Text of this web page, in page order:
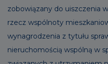
zobowiązany do uiszczenia
rzecz wspólnoty
wynagrodzenia z tytułu
nieruchomością wspólną w